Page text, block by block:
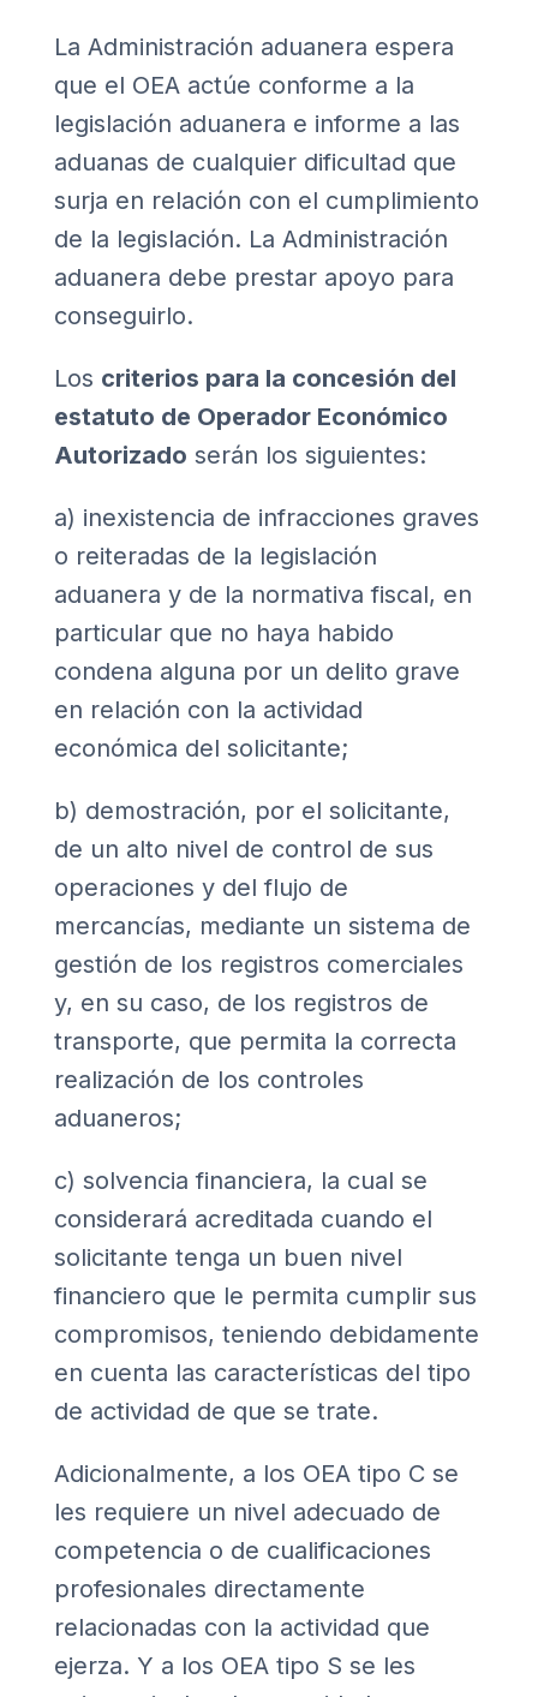
La Administración aduanera espera
que el OEA actúe conforme a la
legislación aduanera e informe a las
aduanas de cualquier dificultad que
surja en relación con el cumplimiento
de la legislación. La Administración
aduanera debe prestar apoyo para
conseguirlo.
Los criterios para la concesión del
estatuto de Operador Económico
Autorizado serán los siguientes:
a) inexistencia de infracciones graves
o reiteradas de la legislación
aduanera y de la normativa fiscal, en
particular que no haya habido
condena alguna por un delito grave
en relación con la actividad
económica del solicitante;
b) demostración, por el solicitante,
de un alto nivel de control de sus
operaciones y del flujo de
mercancías, mediante un sistema de
gestión de los registros comerciales
y, en su caso, de los registros de
transporte, que permita la correcta
realización de los controles
aduaneros;
c) solvencia financiera, la cual se
considerará acreditada cuando el
solicitante tenga un buen nivel
financiero que le permita cumplir sus
compromisos, teniendo debidamente
en cuenta las características del tipo
de actividad de que se trate.
Adicionalmente, a los OEA tipo C se
les requiere un nivel adecuado de
competencia o de cualificaciones
profesionales directamente
relacionadas con la actividad que
ejerza. Y a los OEA tipo S se les